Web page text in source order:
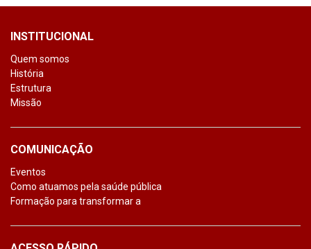
INSTITUCIONAL
Quem somos
História
Estrutura
Missão
COMUNICAÇÃO
Eventos
Como atuamos pela saúde pública
Formação para transformar a